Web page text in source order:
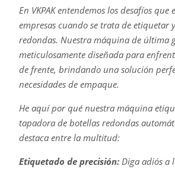
En VKPAK entendemos los desafíos que
empresas cuando se trata de etiquetar
redondas. Nuestra máquina de última
meticulosamente diseñada para
de frente, brindando una solución
necesidades de empaque.
He aquí por qué nuestra máquina
tapadora de botellas redondas
destaca entre la multitud:
Etiquetado de precisión:Diga adiós a